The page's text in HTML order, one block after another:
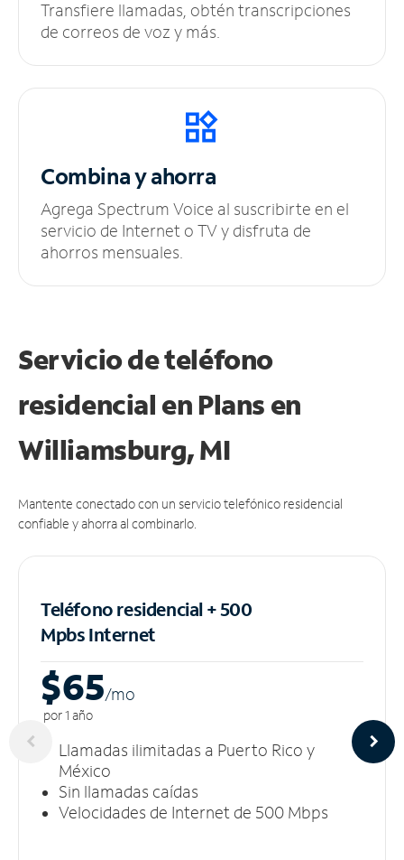
Transfiere llamadas, obtén transcripciones
de correos de voz y más.
Combina y ahorra
Agrega Spectrum Voice al suscribirte en el
servicio de Internet o TV y disfruta de
ahorros mensuales.
Servicio de teléfono
residencial en Plans en
Williamsburg, MI
Mantente conectado con un servicio telefónico residencial
confiable y ahorra al combinarlo.
Teléfono residencial + 500
MpbsInternet
$65/mo
por 1 año
Llamadas ilimitadas a Puerto Rico y
México
Sin llamadas caídas
Velocidades de Internet de 500 Mbps